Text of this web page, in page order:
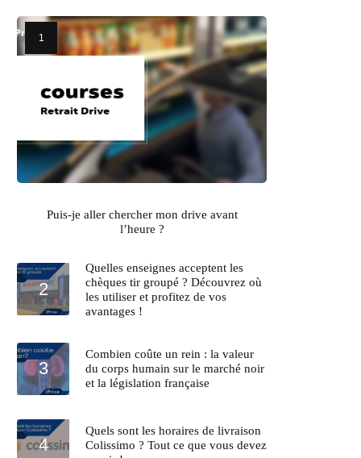
Puis-je aller chercher mon drive avant
l’heure ?
Quelles enseignes acceptent les
chèques tir groupé ? Découvrez où
les utiliser et profitez de vos
avantages !
Combien coûte un rein : la valeur
du corps humain sur le marché noir
et la législation française
Quels sont les horaires de livraison
Colissimo ? Tout ce que vous devez